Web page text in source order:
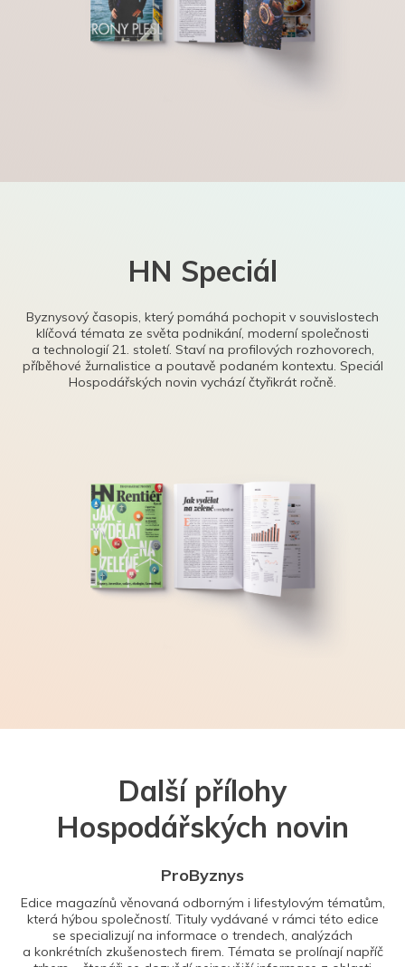
HN Speciál
Byznysový časopis, který pomáhá pochopit v souvislostech
klíčová témata ze světa podnikání, moderní společnosti
a technologií 21. století. Staví na profilových rozhovorech,
příběhové žurnalistice a poutavě podaném kontextu. Speciál
Hospodářských novin vychází čtyřikrát ročně.
Další přílohy
Hospodářských novin
ProByznys
Edice magazínů věnovaná odborným i lifestylovým tématům,
která hýbou společností. Tituly vydávané v rámci této edice
se specializují na informace o trendech, analýzách
a konkrétních zkušenostech firem. Témata se prolínají napříč